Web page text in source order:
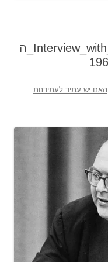
Interview_with_Herman_Kahn,_author_of_ה
האם יש עתיד לעתידנות